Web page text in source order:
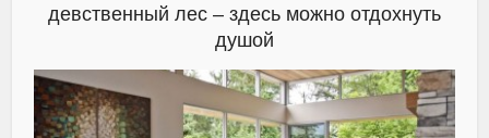
девственный лес – здесь можно отдохнуть
душой